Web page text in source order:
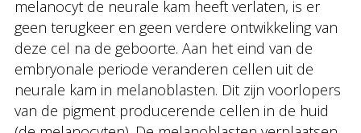
melanocyt de neurale kam heeft verlaten, is er
geen terugkeer en geen verdere ontwikkeling van
deze cel na de geboorte. Aan het eind van de
embryonale periode veranderen cellen uit de
neurale kam in melanoblasten. Dit zijn voorlopers
van de pigment producerende cellen in de huid